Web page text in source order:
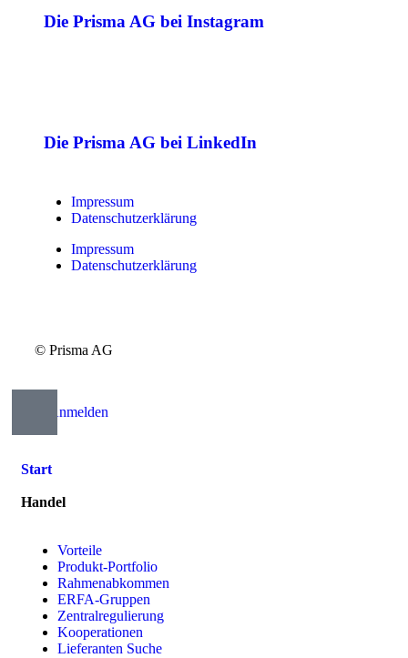
Die Prisma AG bei Instagram
Die Prisma AG bei LinkedIn
Impressum
Datenschutzerklärung
Impressum
Datenschutzerklärung
© Prisma AG
Anmelden
Start
Handel
Vorteile
Produkt-Portfolio
Rahmenabkommen
ERFA-Gruppen
Zentralregulierung
Kooperationen
Lieferanten Suche